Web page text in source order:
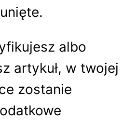
albo
artykuł, w twojej
zostanie